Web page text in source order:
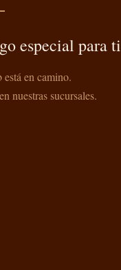
especial para ti
en camino.
nuestras sucursales.